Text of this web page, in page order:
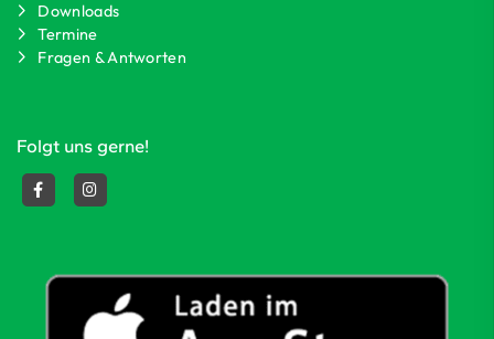
Downloads
Termine
Fragen & Antworten
Folgt uns gerne!